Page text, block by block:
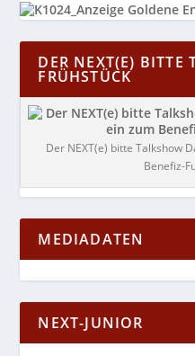
DER NEXT(E) BITTE
FRÜHSTÜCK
Der NEXT(e) bitte Talkshow
Benefiz-
MEDIADATEN
NEXT-JUNIOR